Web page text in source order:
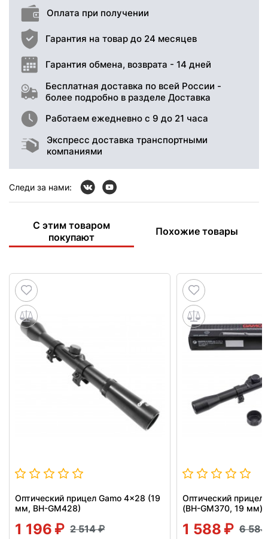
Оплата при получении
Гарантия на товар до 24 месяцев
Гарантия обмена, возврата - 14 дней
Бесплатная доставка по всей России -
более подробно в разделе Доставка
Работаем ежедневно с 9 до 21 часа
Экспресс доставка транспортными
компаниями
Следи за нами:
С этим товаром
покупают
Похожие товары
Оптический прицел Gamo 4x28 (19
мм, BH-GM428)
1 196 2 514
Оптический прицел
(BH-GM370, 19 мм)
1 588 6